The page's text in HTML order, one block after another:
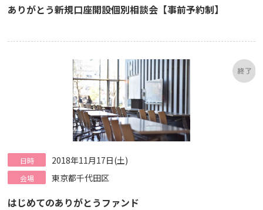
ありがとう新規口座開設個別相談会【事前予約制】
日時 2018年11月17日(土)
会場 東京都千代田区
はじめてのありがとうファンド